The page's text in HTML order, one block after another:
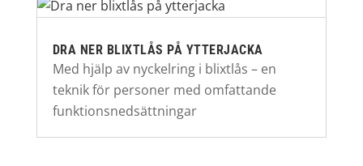
DRA NER BLIXTLÅS PÅ YTTERJACKA
Med hjälp av nyckelring i blixtlås – en
teknik för personer med omfattande
funktionsnedsättningar